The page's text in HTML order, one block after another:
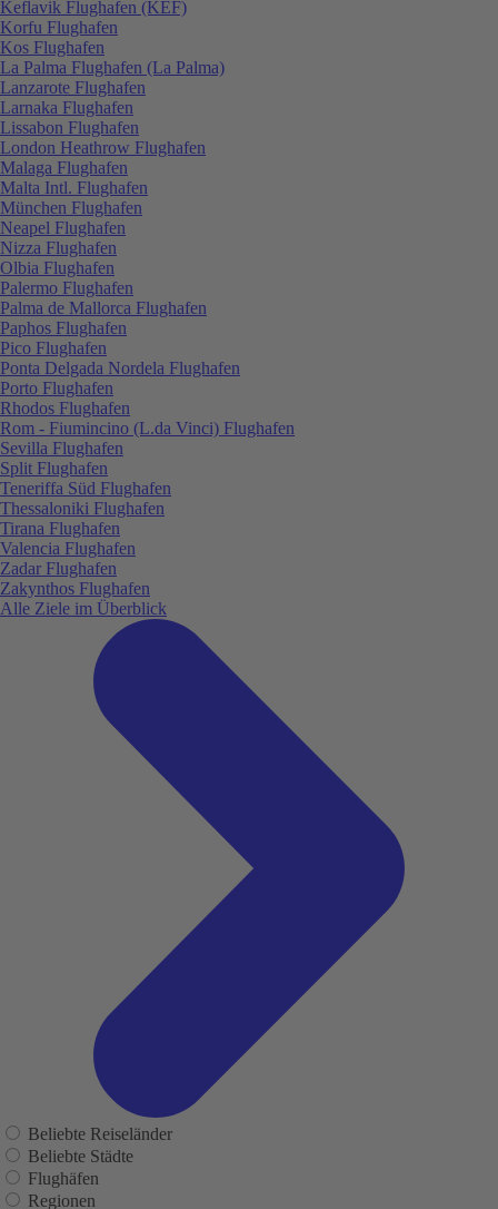
Keflavik Flughafen (KEF)
Korfu Flughafen
Kos Flughafen
La Palma Flughafen (La Palma)
Lanzarote Flughafen
Larnaka Flughafen
Lissabon Flughafen
London Heathrow Flughafen
Malaga Flughafen
Malta Intl. Flughafen
München Flughafen
Neapel Flughafen
Nizza Flughafen
Olbia Flughafen
Palermo Flughafen
Palma de Mallorca Flughafen
Paphos Flughafen
Pico Flughafen
Ponta Delgada Nordela Flughafen
Porto Flughafen
Rhodos Flughafen
Rom - Fiumincino (L.da Vinci) Flughafen
Sevilla Flughafen
Split Flughafen
Teneriffa Süd Flughafen
Thessaloniki Flughafen
Tirana Flughafen
Valencia Flughafen
Zadar Flughafen
Zakynthos Flughafen
Alle Ziele im Überblick
Beliebte Reiseländer
Beliebte Städte
Flughäfen
Regionen